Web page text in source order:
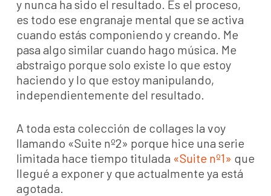
y nunca ha sido el resultado. Es el proceso,
es todo ese engranaje mental que se activa
cuando estás componiendo y creando. Me
pasa algo similar cuando hago música. Me
abstraigo porque solo existe lo que estoy
haciendo y lo que estoy manipulando,
independientemente del resultado.
A toda esta colección de collages la voy
llamando «Suite nº2» porque hice una serie
limitada hace tiempo titulada «Suite nº1» que
llegué a exponer y que actualmente ya está
agotada.